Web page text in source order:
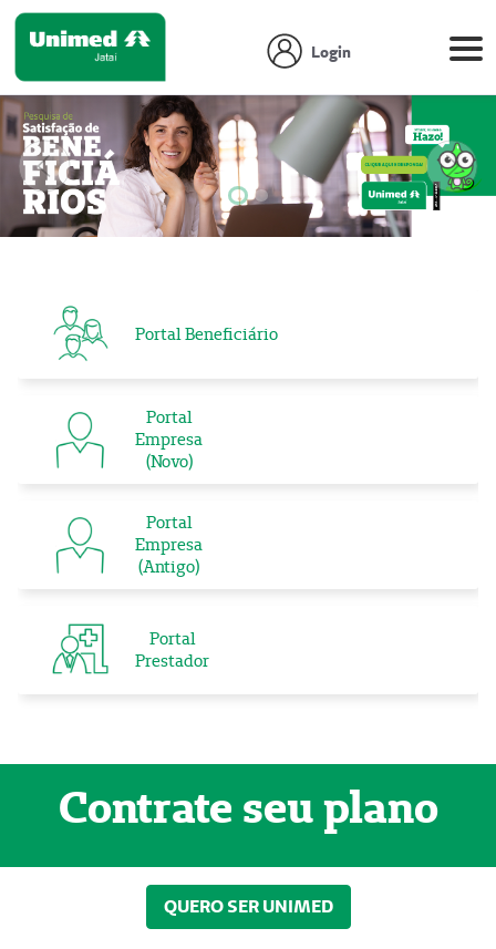
Login
Focar slide
Focar slide
Anterior
Portal Beneficiário
Portal
Empresa
(Novo)
Portal
Empresa
(Antigo)
Portal
Prestador
Contrate seu plano
QUERO SER UNIMED